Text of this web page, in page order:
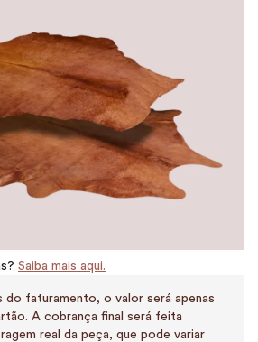
Saiba mais aqui.
do faturamento, o valor será apenas
A cobrança final será feita
real da peça, que pode variar